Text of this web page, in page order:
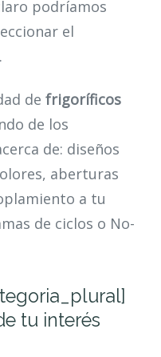
podríamos
el
de frigoríficos
de los
de: diseños
aberturas
a tu
de ciclos o No-
tu interés